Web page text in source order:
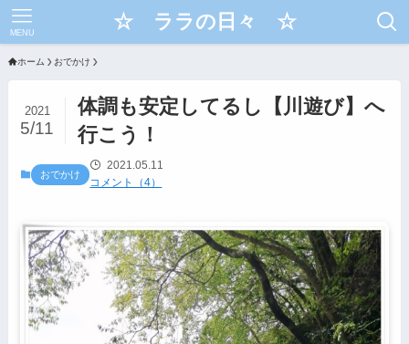
☆ ララの日々 ☆
MENU
ホーム おでかけ
体調も安定してるし【川遊び】へ
行こう！
2021
5/11
おでかけ
2021.05.11
コメント（4）